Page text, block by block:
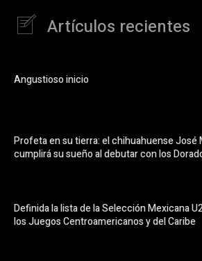
Artículos recientes
Angustioso inicio
Profeta en su tierra: el chihuahuense José
cumplirá su sueño al debutar con los
Definida la lista de la Selección Mexicana
los Juegos Centroamericanos y del Caribe